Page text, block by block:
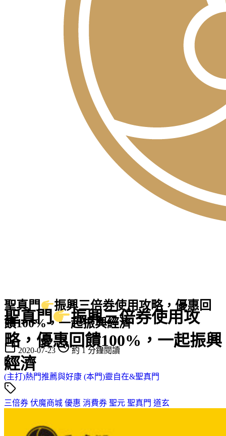
聖真門
振興三倍券使用攻
略，優惠回饋100%，一起振興
經濟
聖真門
振興三倍券使用攻略，優惠回
饋100%，一起振興經濟
2020-07-23 約 1 分鐘閱讀
(主打)熱門推薦與好康 (本門)靈自在&聖真門
三倍券 伏魔商城 優惠 消費券 聖元 聖真門 道玄